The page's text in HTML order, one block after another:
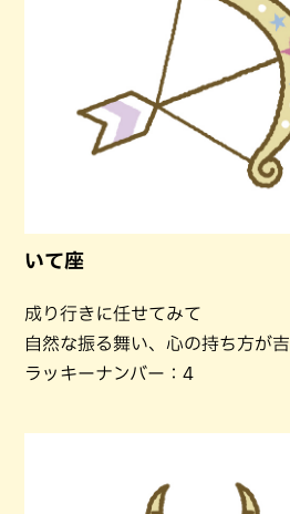
いて座
成り行きに任せてみて
自然な振る舞い、心の持ち方が吉
ラッキーナンバー：4